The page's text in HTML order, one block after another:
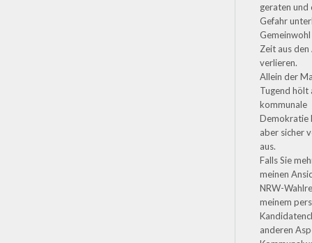
geraten und
Gefahr
Zeit aus den
verlieren.
Allein der
Tugend hölt
kommunale
Demokratie
aber sicher
aus.
Falls Sie
meinen
NRW-
meinem
anderen